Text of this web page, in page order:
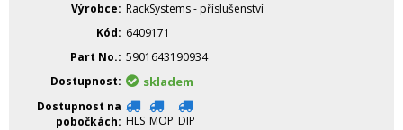
Výrobce
RackSystems - příslušenství
Kód
6409171
Part No. 5901643190934
Dostupnost
skladem
Dostupnost na
pobočkách
HLS MOP DIP